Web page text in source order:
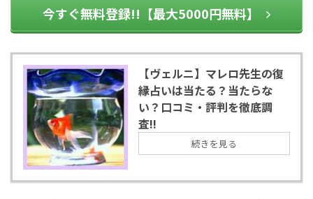
今すぐ無料登録!!【最大5000円無料】
【ヴェルニ】マレロ先生の復
縁占いは当たる？当たらな
い？口コミ・評判を徹底調
査!!
続きを見る